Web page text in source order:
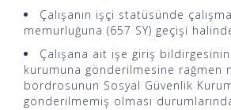
Çalışanın işçi statüsünde
memurluğuna (657 SY) geçişi
Çalışana ait işe giriş
kurumuna gönderilmesine rağmen
bordrosunun Sosyal Güvenlik
gönderilmemiş olması